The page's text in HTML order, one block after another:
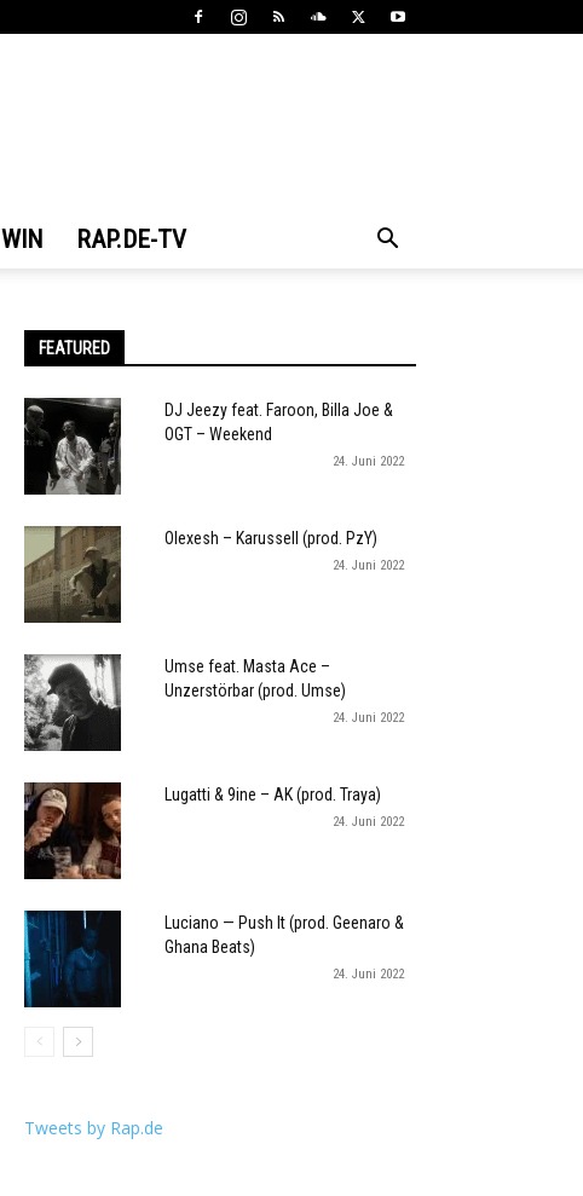
WIN RAP.DE-TV
FEATURED
DJ Jeezy feat. Faroon, Billa Joe &
OGT – Weekend
24. Juni 2022
Olexesh – Karussell (prod. PzY)
24. Juni 2022
Umse feat. Masta Ace –
Unzerstörbar (prod. Umse)
24. Juni 2022
Lugatti & 9ine – AK (prod. Traya)
24. Juni 2022
Luciano — Push It (prod. Geenaro &
Ghana Beats)
24. Juni 2022
Tweets by Rap.de